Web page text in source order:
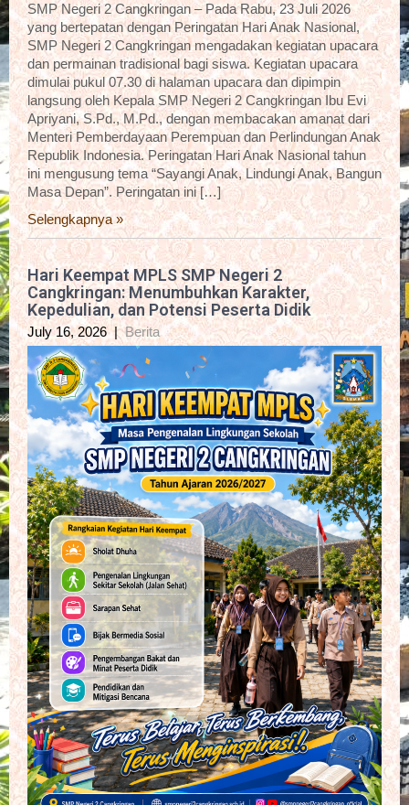
SMP Negeri 2 Cangkringan – Pada Rabu, 23 Juli 2026
yang bertepatan dengan Peringatan Hari Anak Nasional,
SMP Negeri 2 Cangkringan mengadakan kegiatan upacara
dan permainan tradisional bagi siswa. Kegiatan upacara
dimulai pukul 07.30 di halaman upacara dan dipimpin
langsung oleh Kepala SMP Negeri 2 Cangkringan Ibu Evi
Apriyani, S.Pd., M.Pd., dengan membacakan amanat dari
Menteri Pemberdayaan Perempuan dan Perlindungan Anak
Republik Indonesia. Peringatan Hari Anak Nasional tahun
ini mengusung tema “Sayangi Anak, Lindungi Anak, Bangun
Masa Depan”. Peringatan ini […]
Selengkapnya »
Hari Keempat MPLS SMP Negeri 2
Cangkringan: Menumbuhkan Karakter,
Kepedulian, dan Potensi Peserta Didik
July 16, 2026 |Berita